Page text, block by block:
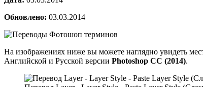
Обновлено: 03.03.2014
На изображениях ниже вы можете наглядно увидеть
Английской и Русской версии Photoshop CC (2014).